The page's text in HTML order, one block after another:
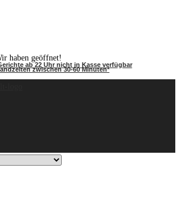
haben geöffnet!
ab 22 Uhr nicht in Kasse verfügbar
zwischen 30-60 Minuten*